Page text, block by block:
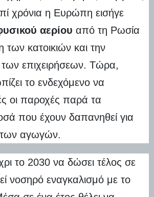
χρόνια η Ευρώπη εισήγε
αερίου από τη Ρωσία
των κατοικιών και την
των επιχειρήσεων. Τώρα,
το ενδεχόμενο να
οι παροχές παρά τα
που έχουν δαπανηθεί για
των αγωγών.
το 2030 να δώσει τέλος σε
νοσηρό εναγκαλισμό με το